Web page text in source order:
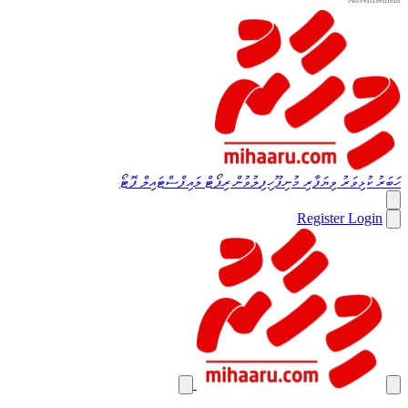
ހަބަރުކުޅިވަރު ވިޔަފާރި މުނިފޫހިފިލުވުންރިޕޯޓް ލައިފްސްޓައިލް ފޮޓޯ
RegisterLogin